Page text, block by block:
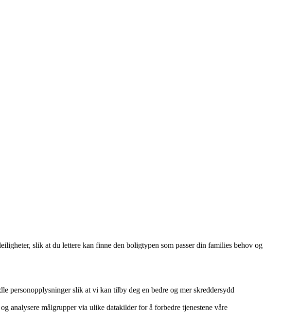
slik at du lettere kan finne den boligtypen som passer din families behov og
personopplysninger slik at vi kan tilby deg en bedre og mer skreddersydd
analysere målgrupper via ulike datakilder for å forbedre tjenestene våre